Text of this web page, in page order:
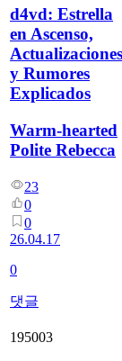
d4vd: Estrella
en Ascenso,
Actualizaciones
y Rumores
Explicados
Warm-hearted
Polite Rebecca
23
0
0
26.04.17
0
댓글
195003